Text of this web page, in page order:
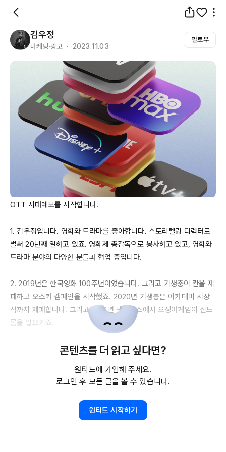
김우정
마케팅·광고 ・ 2023.11.03
팔로우
OTT 시대예보를 시작합니다.
1. 김우정입니다. 영화와 드라마를 좋아합니다. 스토리텔링 디렉터로
벌써 20년째 일하고 있죠. 영화제 총감독으로 봉사하고 있고, 영화와
드라마 분야의 다양한 분들과 협업 중입니다.
2. 2019년은 한국영화 100주년이었습니다. 그리고 기생충이 칸을 제
패하고 오스카 캠페인을 시작했죠. 2020년 기생충은 아카데미 시상
식까지 제패합니다. 그리고 2021년 넷플릭스에서 오징어게임이 신드
롬을 일으키죠.
OTT로
재편되었고, 코로나 팬데믹으로 촉발된 관객
경험은 극장과 멀어졌고, 광고시장 침체로 방송국의 드라마 편성은 완
콘텐츠를 더 읽고 싶다면?
원티드에 가입해 주세요.
로그인 후 모든 글을 볼 수 있습니다.
원티드 시작하기